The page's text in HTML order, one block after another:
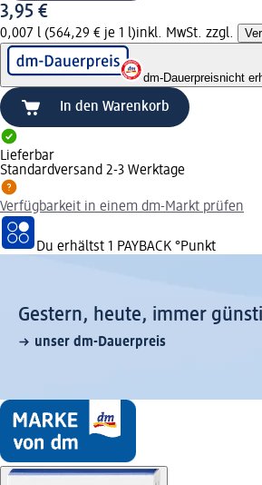
3,95 €
0,007 l (564,29 € je 1 l)inkl. MwSt. zzgl.
dm-Dauerpreisnicht
In den Warenkorb
Lieferbar
Standardversand 2-3 Werktage
Verfügbarkeit in einem dm-Markt prüfen
Du erhältst 1 PAYBACK °Punkt
Gestern, heute, immer
unser dm-Dauerpreis